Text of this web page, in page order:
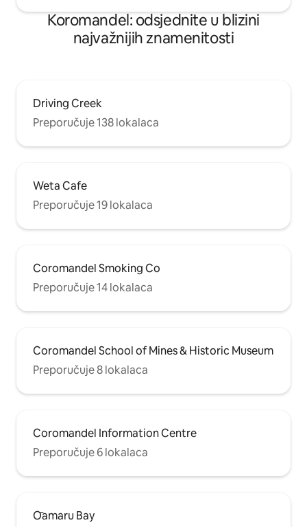
Koromandel: odsjednite u blizini
najvažnijih znamenitosti
Driving Creek
Preporučuje 138 lokalaca
Weta Cafe
Preporučuje 19 lokalaca
Coromandel Smoking Co
Preporučuje 14 lokalaca
Coromandel School of Mines & Historic Museum
Preporučuje 8 lokalaca
Coromandel Information Centre
Preporučuje 6 lokalaca
Ōamaru Bay